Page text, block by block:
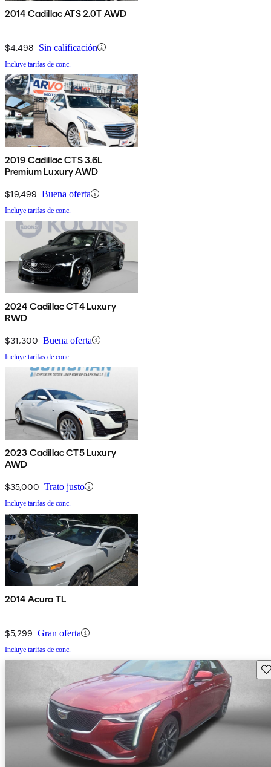
2014 Cadillac ATS 2.0T AWD
$4,498 Sin calificación
Incluye tarifas de conc.
2019 Cadillac CTS 3.6L
Premium Luxury AWD
$19,499 Buena oferta
Incluye tarifas de conc.
2024 Cadillac CT4 Luxury
RWD
$31,300 Buena oferta
Incluye tarifas de conc.
2023 Cadillac CT5 Luxury
AWD
$35,000 Trato justo
Incluye tarifas de conc.
2014 Acura TL
$5,299 Gran oferta
Incluye tarifas de conc.